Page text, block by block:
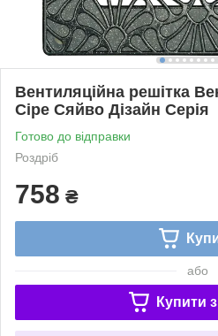
Вентиляційна решітка
Сіре Сяйво Дізайн Серія
Готово до відправки
Роздріб
758 ₴
або
Купити з